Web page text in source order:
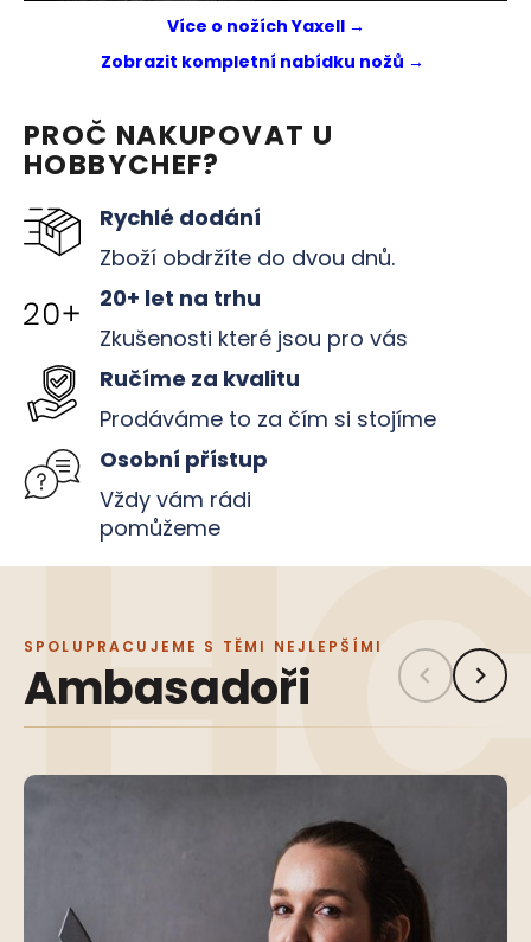
Více o nožích Yaxell →
Zobrazit kompletní nabídku nožů →
PROČ NAKUPOVAT U
HOBBYCHEF?
Rychlé dodání
Zboží obdržíte do dvou dnů.
20+ let na trhu
Zkušenosti které jsou pro vás
Ručíme za kvalitu
Prodáváme to za čím si stojíme
Osobní přístup
Vždy vám rádi
pomůžeme
SPOLUPRACUJEME S TĚMI NEJLEPŠÍMI
Ambasadoři